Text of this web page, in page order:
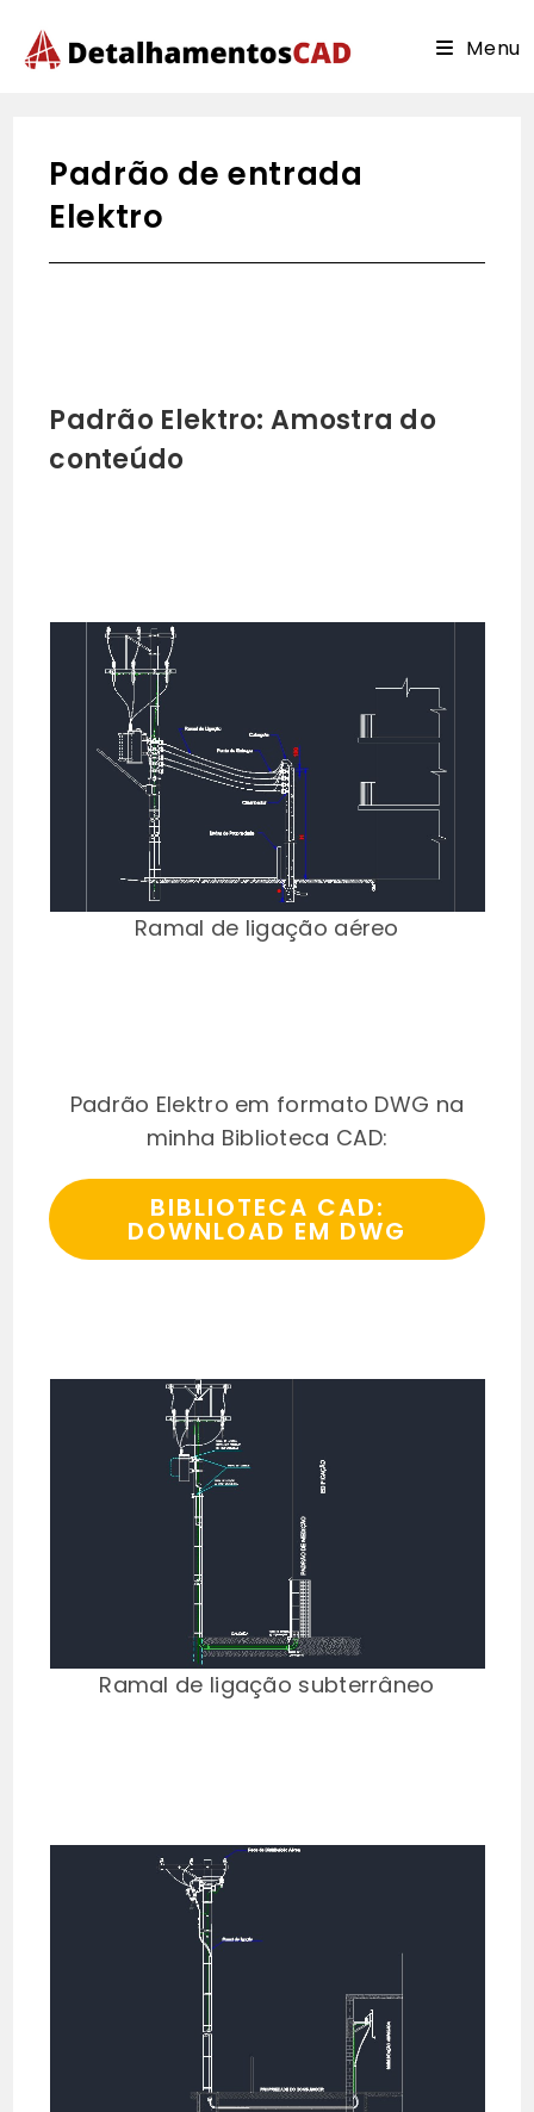
para
Menu
Padrão de entrada
Elektro
Padrão Elektro: Amostra do
conteúdo
Ramal de ligação aéreo
Padrão Elektro em formato DWG na
minha Biblioteca CAD:
BIBLIOTECA CAD:
DOWNLOAD EM DWG
Ramal de ligação subterrâneo